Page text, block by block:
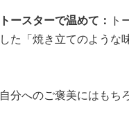
トースターで温めて：
ト
した「焼き立てのような
自分へのご褒美にはもち